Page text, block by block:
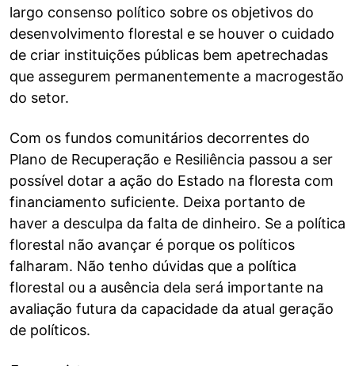
largo consenso político sobre os objetivos do
desenvolvimento florestal e se houver o cuidado
de criar instituições públicas bem apetrechadas
que assegurem permanentemente a macrogestão
do setor.
Com os fundos comunitários decorrentes do
Plano de Recuperação e Resiliência passou a ser
possível dotar a ação do Estado na floresta com
financiamento suficiente. Deixa portanto de
haver a desculpa da falta de dinheiro. Se a política
florestal não avançar é porque os políticos
falharam. Não tenho dúvidas que a política
florestal ou a ausência dela será importante na
avaliação futura da capacidade da atual geração
de políticos.